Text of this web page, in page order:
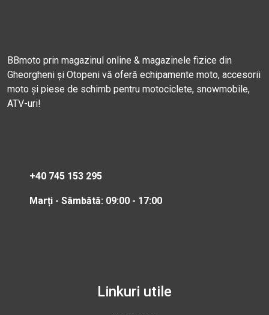
BBmoto prin magazinul online & magazinele fizice din
Gheorgheni și Otopeni vă oferă echipamente moto, accesorii
moto și piese de schimb pentru motociclete, snowmobile,
ATV-uri!
+40 745 153 295
Marți - Sâmbătă: 09:00 - 17:00
Linkuri utile